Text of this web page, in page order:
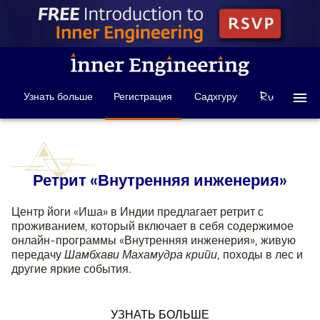
Узнать больше Регистрация Садхгуру
Ретрит «Внутренняя инженерия»
Центр йоги «Иша» в Индии предлагает ретрит с
проживанием, который включает в себя содержимое
онлайн-программы «Внутренняя инженерия», живую
передачуШамбхави Махамудра крийи, походы в лес и
другие яркие события.
УЗНАТЬ БОЛЬШЕ